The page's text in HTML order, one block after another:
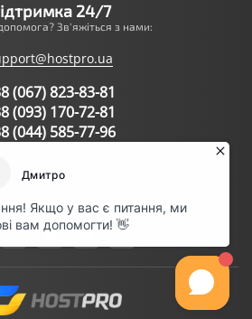
24/7
Зв'яжіться з нами:
(067) 823-83-81
(093) 170-72-81
(044) 585-77-96
соц.мережах: